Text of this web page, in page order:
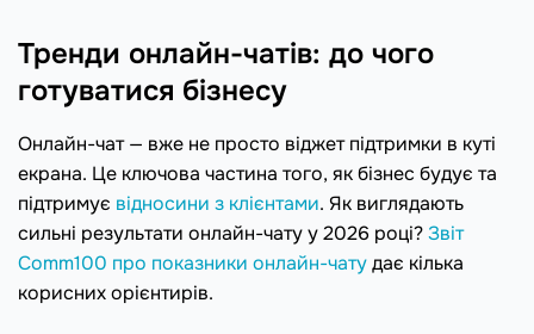
Тренди онлайн-чатів: до чого
готуватися бізнесу
Онлайн-чат — вже не просто віджет підтримки в куті
екрана. Це ключова частина того, як бізнес будує та
підтримує відносини з клієнтами. Як виглядають
сильні результати онлайн-чату у 2026 році?Звіт
Comm100 про показники онлайн-чатудає кілька
корисних орієнтирів.